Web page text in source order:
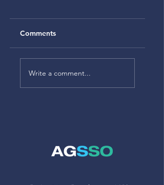
Alteração no
Anexo V da NR-22
Comments
Write a comment...